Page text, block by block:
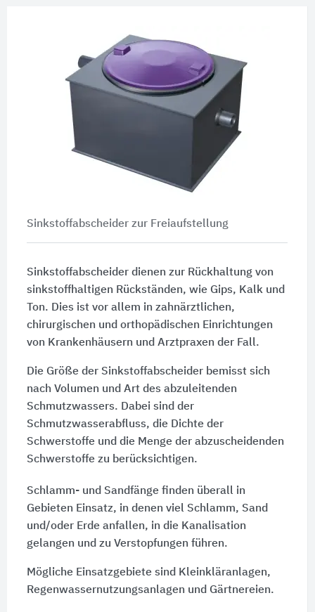
Sinkstoffabscheider zur Freiaufstellung
Sinkstoffabscheider dienen zur Rückhaltung von
sinkstoffhaltigen Rückständen, wie Gips, Kalk und
Ton. Dies ist vor allem in zahnärztlichen,
chirurgischen und orthopädischen Einrichtungen
von Krankenhäusern und Arztpraxen der Fall.
Die Größe der Sinkstoffabscheider bemisst sich
nach Volumen und Art des abzuleitenden
Schmutzwassers. Dabei sind der
Schmutzwasserabfluss, die Dichte der
Schwerstoffe und die Menge der abzuscheidenden
Schwerstoffe zu berücksichtigen.
Schlamm- und Sandfänge finden überall in
Gebieten Einsatz, in denen viel Schlamm, Sand
und/oder Erde anfallen, in die Kanalisation
gelangen und zu Verstopfungen führen.
Mögliche Einsatzgebiete sind Kleinkläranlagen,
Regenwassernutzungsanlagen und Gärtnereien.